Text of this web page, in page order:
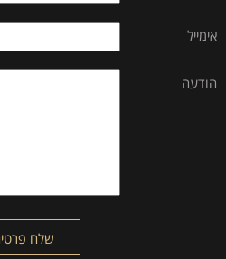
אימייל
הודעה